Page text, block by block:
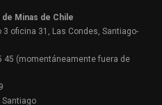
Minas de Chile
oficina 31, Las Condes, Santiago-
45 (momentáneamente fuera de
Santiago